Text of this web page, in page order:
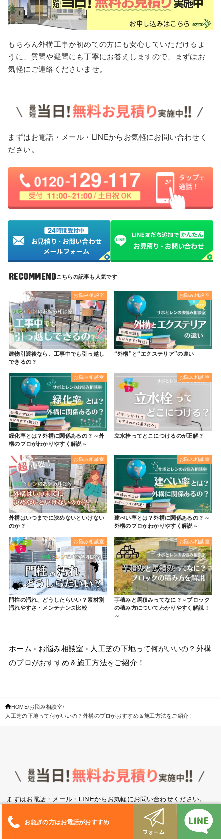
もちろん外構工事が初めての方にも安心していただけるよ
うに、質問や疑問にも丁寧にお答えしますので、まずはお
気軽にご連絡くださいませ。
まずはお電話・メール・LINEからお気軽にお問い合わせく
ださい。
RECOMMEND
お悩み相談室
建物引渡後なら、工事中でも引っ越し
できるの？
お悩み相談室
“外構”と“エクステリア”の違い
お悩み相談室
緑化率とは？外構に関係あるの？～外
構のプロがわかりやすく解説～
お悩み相談室
立水栓ってどこにつけるのが正解？
お悩み相談室
外構はいつまでに決めないといけない
のか？
お悩み相談室
建ぺい率とは？外構に関係あるの？～
外構のプロがわかりやすく解説～
お悩み相談室
門柱の汚れ、どうしたらいい？素材別
汚れやすさ・メンテナンス比較
お悩み相談室
芋積みと馬積みってなに？～ブロック
の積み方についてわかりやすく解説！
～
ホーム › お悩み相談室 › 人工芝の下地って何がいいの？外構
のプロがおすすめ＆施工方法をご紹介！
HOME お悩み相談室
人工芝の下地って何がいいの？外構のプロがおすすめ＆施工方法をご紹介！
まずはお電話・メール・LINEからお気軽にお問い合わせください。
お急ぎの方はお電話がおすすめ